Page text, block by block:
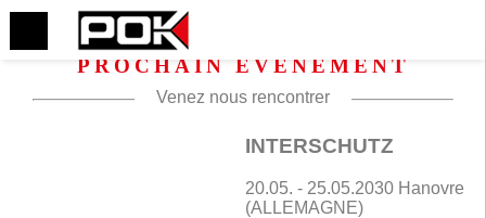
PROCHAIN ÉVÉNEMENT
Venez nous rencontrer
INTERSCHUTZ
20.05. - 25.05.2030 Hanovre
(ALLEMAGNE)